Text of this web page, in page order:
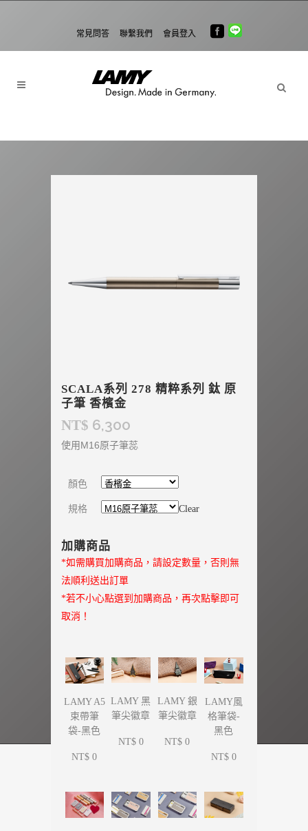
常見問答 聯繫我們 會員登入
SCALA系列 278 精粹系列 鈦 原
子筆 香檳金
NT$ 6,300
使用M16原子筆蕊
顏色
規格 Clear
加購商品
*如需購買加購商品，請設定數量，否則無
法順利送出訂單
*若不小心點選到加購商品，再次點擊即可
取消！
LAMY A5
束帶筆
袋-黑色
NT$ 0
LAMY 黑
筆尖徽章
NT$ 0
LAMY 銀
筆尖徽章
NT$ 0
LAMY風
格筆袋-
黑色
NT$ 0